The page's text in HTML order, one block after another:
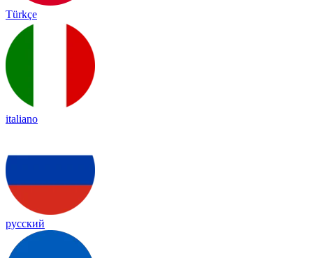
Türkçe
italiano
русский